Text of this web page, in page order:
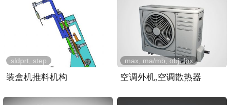
装盒机推料机构
sldprt, step
空调外机,空调散热器
max, ma/mb, obj, fbx